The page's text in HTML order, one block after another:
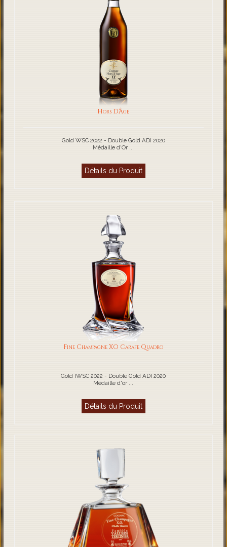
Hors D'Âge
Gold WSC 2022 - Double Gold ADI 2020
Médaille d'Or ...
Détails du Produit
Fine Champagne XO Carafe Quadro
Gold IWSC 2022 - Double Gold ADI 2020
Médaille d'or ...
Détails du Produit